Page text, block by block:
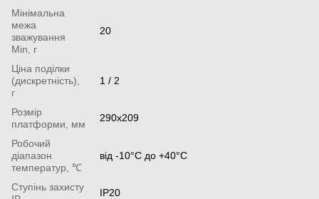
Мінімальна
межа
зважування
Min, г
20
Ціна поділки
(дискретність),
г
1 / 2
Розмір
платформи, мм
290х209
Робочий
діапазон
температур, ℃
від -10°С до +40°С
Ступінь захисту
IP20